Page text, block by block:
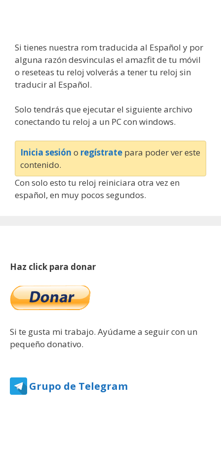
Si tienes nuestra rom traducida al Español y por
alguna razón desvinculas el amazfit de tu móvil
o reseteas tu reloj volverás a tener tu reloj sin
traducir al Español.
Solo tendrás que ejecutar el siguiente archivo
conectando tu reloj a un PC con windows.
Inicia sesión o regístrate para poder ver este
contenido.
Con solo esto tu reloj reiniciara otra vez en
español, en muy pocos segundos.
Haz click para donar
Si te gusta mi trabajo. Ayúdame a seguir con un
pequeño donativo.
Grupo de Telegram